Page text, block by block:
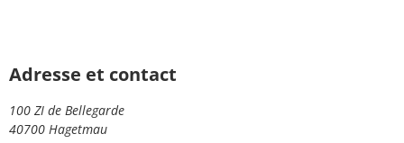
Adresse et contact
100 ZI de Bellegarde
40700 Hagetmau